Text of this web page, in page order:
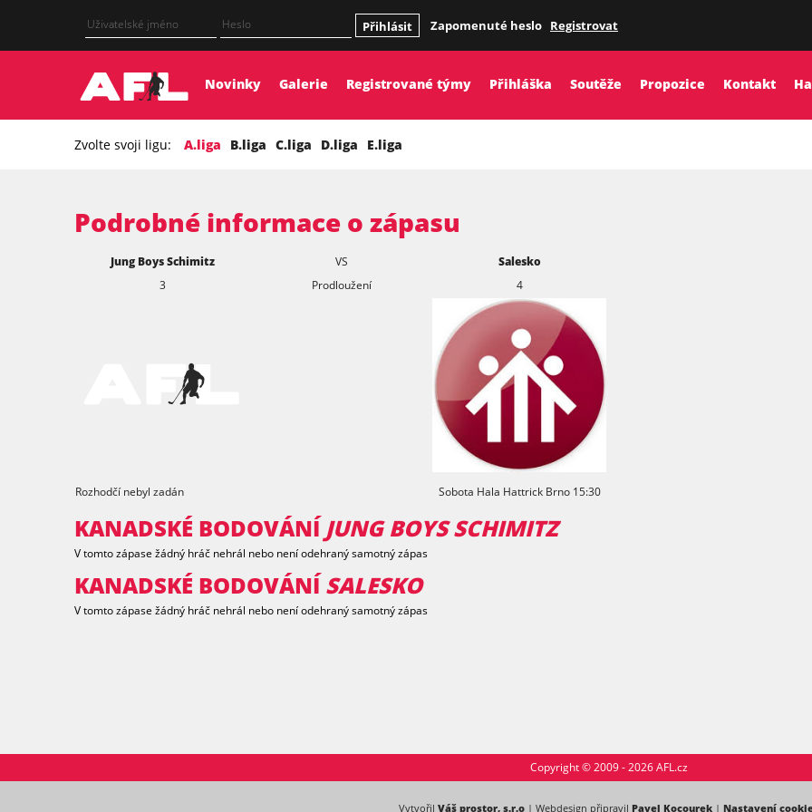
Přihlásit Zapomenuté heslo Registrovat
Novinky Galerie Registrované týmy Přihláška Soutěže Propozice Kontakt
Zvolte svoji ligu: A.liga B.liga C.liga D.liga E.liga
Podrobné informace o zápasu
Jung Boys Schimitz VS
Salesko
3
Prodloužení 4
Rozhodčí nebyl zadán Sobota Hala Hattrick Brno 15:30
KANADSKÉ BODOVÁNÍ JUNG BOYS SCHIMITZ
V tomto zápase žádný hráč nehrál nebo není odehraný samotný zápas
KANADSKÉ BODOVÁNÍSALESKO
V tomto zápase žádný hráč nehrál nebo není odehraný samotný zápas
Copyright © 2009 - 2026 AFL.cz
Vytvořil Váš prostor, s.r.o | Webdesign připravil Pavel Kocourek | Nastavení